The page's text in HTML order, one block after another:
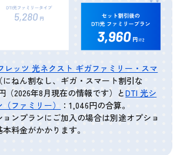
レッツ 光ネクスト ギガファミリー・スマ
（にねん割なし、ギガ・スマート割引な
（2026年8月現在の情報です）とDTI 光シ
ファミリー）
：1,046円の合算。
ンプランにご加入の場合は別途オプショ
料金がかかります。